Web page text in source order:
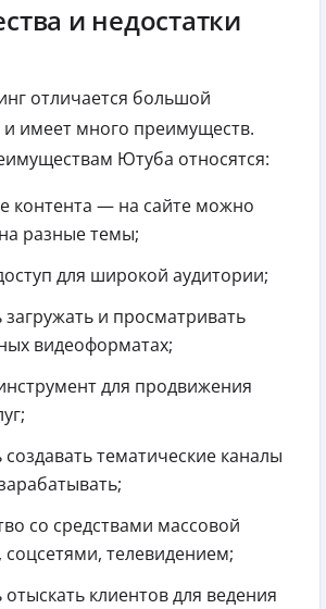
и недостатки
отличается большой
имеет много преимуществ.
Ютуба относятся:
контента — на сайте можно
разные темы;
для широкой аудитории;
и просматривать
видеоформатах;
для продвижения
тематические каналы
со средствами массовой
телевидением;
клиентов для ведения